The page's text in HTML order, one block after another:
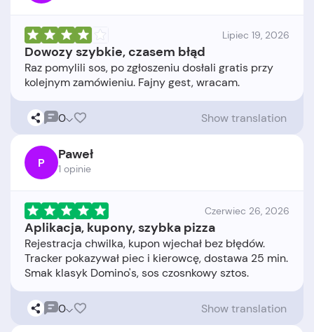
Lipiec 19, 2026
Dowozy szybkie, czasem błąd
Raz pomylili sos, po zgłoszeniu dosłali gratis przy
0 Show translation
P Paweł
1 opinie
Czerwiec 26, 2026
Aplikacja, kupony, szybka pizza
Rejestracja chwilka, kupon wjechał bez błędów.
Tracker pokazywał piec i kierowcę, dostawa 25 min.
0 Show translation